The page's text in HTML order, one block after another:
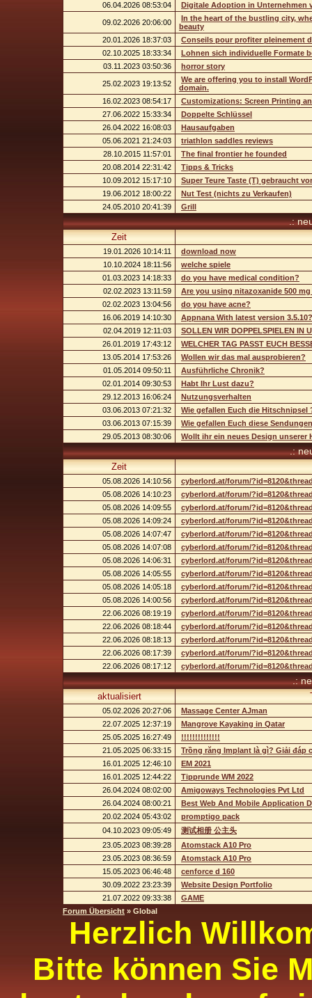
06.04.2026 08:53:04 Digitale Adoption in Unternehmen
09.02.2026 20:06:00
In the heart of the bustling city,
beauty
20.01.2026 18:37:03
Conseils pour profiter pleinement
02.10.2025 18:33:34
Lohnen sich individuelle Formate
03.11.2023 03:50:36
horror story
25.02.2023 19:13:52
We are offering you to install
domain.
16.02.2023 08:54:17
Customizations: Screen Printing
27.06.2022 15:33:34
Doppelte Schlüssel
26.04.2022 16:08:03
Hausaufgaben
05.06.2021 21:24:03
triathlon saddles reviews
28.10.2015 11:57:01
The final frontier he founded
20.08.2014 22:31:42
Tipps & Tricks
10.09.2012 15:17:10
Super Teure Taste (T) gebraucht
19.06.2012 18:00:22
Nut Test (nichts zu Verkaufen)
24.05.2010 20:41:39
Grill
.:
Zeit
19.01.2026 10:14:11
download now
10.10.2024 18:11:56
welche spiele
01.03.2023 14:18:33
do you have medical condition?
02.02.2023 13:11:59
Are you using nitazoxanide 500
02.02.2023 13:04:56
do you have acne?
16.06.2019 14:10:30
Appnana With latest version
02.04.2019 12:11:03
SOLLEN WIR DOPPELSPIELEN IN
26.01.2019 17:43:12
WELCHER TAG PASST EUCH
13.05.2014 17:53:26
Wollen wir das mal ausprobieren?
01.05.2014 09:50:11
Ausführliche Chronik?
02.01.2014 09:30:53
Habt Ihr Lust dazu?
29.12.2013 16:06:24
Nutzungsverhalten
03.06.2013 07:21:32
Wie gefallen Euch die Hitschnipsel
03.06.2013 07:15:39
Wie gefallen Euch diese Sendungen
29.05.2013 08:30:06
Wollt ihr ein neues Design unserer
.:
Zeit
05.08.2026 14:10:56
cyberlord.at/forum/
05.08.2026 14:10:23
cyberlord.at/forum/
05.08.2026 14:09:55
cyberlord.at/forum/
05.08.2026 14:09:24
cyberlord.at/forum/
05.08.2026 14:07:47
cyberlord.at/forum/
05.08.2026 14:07:08
cyberlord.at/forum/
05.08.2026 14:06:31
cyberlord.at/forum/
05.08.2026 14:05:55
cyberlord.at/forum/
05.08.2026 14:05:18
cyberlord.at/forum/
05.08.2026 14:00:56
cyberlord.at/forum/
22.06.2026 08:19:19
cyberlord.at/forum/
22.06.2026 08:18:44
cyberlord.at/forum/
22.06.2026 08:18:13
cyberlord.at/forum/
22.06.2026 08:17:39
cyberlord.at/forum/
22.06.2026 08:17:12
cyberlord.at/forum/
.:
aktualisiert
05.02.2026 20:27:06
Massage Center AJman
22.07.2025 12:37:19
Mangrove Kayaking in Qatar
25.05.2025 16:27:49
!!!!!!!!!!!!!!
21.05.2025 06:33:15
Trồng răng Implant là gì? Giải đáp
16.01.2025 12:46:10
EM 2021
16.01.2025 12:44:22
Tipprunde WM 2022
26.04.2024 08:02:00
Amigoways Technologies Pvt Ltd
26.04.2024 08:00:21
Best Web And Mobile Application
20.02.2024 05:43:02
promptigo pack
04.10.2023 09:05:49
测试相册 公主头
23.05.2023 08:39:28
Atomstack A10 Pro
23.05.2023 08:36:59
Atomstack A10 Pro
15.05.2023 06:46:48
cenforce d 160
30.09.2022 23:23:39
Website Design Portfolio
21.07.2022 09:33:38
GAME
Forum Übersicht » Global
Herzlich
Bitte können Sie